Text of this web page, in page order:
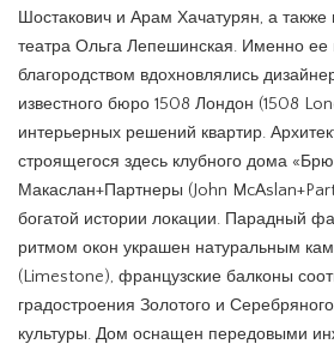
Шостакович и Арам Хачатурян, а
театра Ольга Лепешинская. Именно ее
благородством вдохновлялись
известного бюро 1508 Лондон (1508
интерьерных решений квартир.
строящегося здесь клубного дома
Макаслан+Партнеры (John
богатой истории локации. Парадный
ритмом окон украшен натуральным
(Limestone), французские балконы
градостроения Золотого и
культуры. Дом оснащен передовыми